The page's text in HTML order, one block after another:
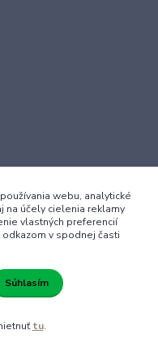
rychlo.sk
webu, analytické
na účely cielenia reklamy
vlastných preferencií
v spodnej časti
Súhlasím
tu.